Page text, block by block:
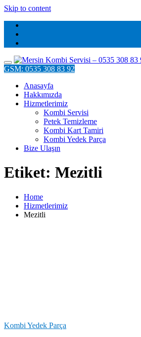
Skip to content
GSM: 0535 308 83 92
Anasayfa
Hakkımızda
Hizmetlerimiz
Kombi Servisi
Petek Temizleme
Kombi Kart Tamiri
Kombi Yedek Parça
Bize Ulaşın
Etiket: Mezitli
Home
Hizmetlerimiz
Mezitli
Kombi Yedek Parça